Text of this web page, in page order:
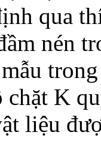
qua
nén
K
liệu